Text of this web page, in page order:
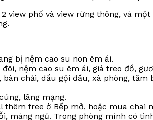
view phố và view rừng thông, và
bị nệm cao su non êm ái.
nệm cao su êm ái, giá treo đồ,
bàn chải, dầu gội đầu, xà phòng,
lãng mạng.
free ở Bếp mở, hoặc mua chai
màng ngủ. Trong phòng mình có